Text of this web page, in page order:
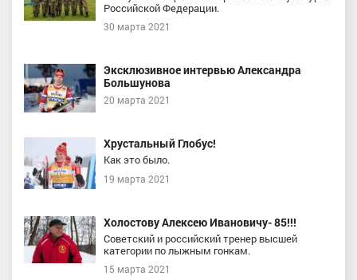
Российской Федерации.
30 марта 2021
Эксклюзивное интервью Александра
Большунова
20 марта 2021
Хрустальный Глобус!
Как это было.
19 марта 2021
Холостову Алексею Ивановичу- 85!!!
Советский и российский тренер высшей
категории по лыжным гонкам.
15 марта 2021